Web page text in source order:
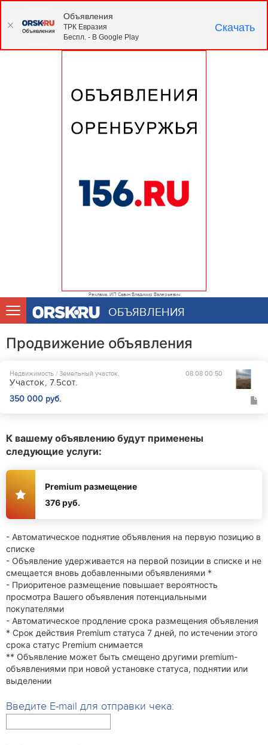
Реклама. ИП Савин Владимир Валерьевич
ОБЪЯВЛЕНИЯ
Продвижение объявления
08.08 00:50
Недвижимость / Земельный участок,
Участок, 7.5сот.
350 000 руб.
К вашему объявлению будут применены
следующие услуги:
Premium размещение
376 руб.
- Автоматическое поднятие объявления на первую позицию в
списке
- Объявление удерживается на первой позиции в списке и не
смещается вновь добавленными объявлениями *
- Приоритеное размещение повышает вероятность
просмотра Вашего объявления потенциальными
покупателями
- Автоматическое продление срока размещения объявления
* Срок действия Premium статуса 7 дней, по истечении этого
срока статус Premium снимается
** Объявление может быть смещено другими premium-
объявлениями при новой установке статуса, поднятии или
выделении
Введите E-mail для отправки чека:
Объявления
ТРК Евразия
Беспл. - В Google Play
Скачать